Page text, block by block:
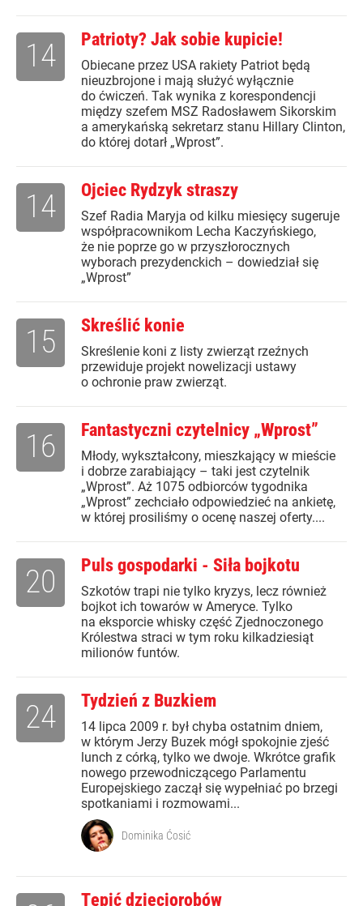
Patrioty? Jak sobie kupicie!
Obiecane przez USA rakiety Patriot będą
nieuzbrojone i mają służyć wyłącznie
do ćwiczeń. Tak wynika z korespondencji
między szefem MSZ Radosławem Sikorskim
a amerykańską sekretarz stanu Hillary Clinton,
do której dotarł „Wprost”.
14
Ojciec Rydzyk straszy
Szef Radia Maryja od kilku miesięcy sugeruje
współpracownikom Lecha Kaczyńskiego,
że nie poprze go w przyszłorocznych
wyborach prezydenckich – dowiedział się
„Wprost”
14
Skreślić konie
Skreślenie koni z listy zwierząt rzeźnych
przewiduje projekt nowelizacji ustawy
o ochronie praw zwierząt.
15
Fantastyczni czytelnicy „Wprost”
Młody, wykształcony, mieszkający w mieście
i dobrze zarabiający – taki jest czytelnik
„Wprost”. Aż 1075 odbiorców tygodnika
„Wprost” zechciało odpowiedzieć na ankietę,
w której prosiliśmy o ocenę naszej oferty....
16
Puls gospodarki - Siła bojkotu
Szkotów trapi nie tylko kryzys, lecz również
bojkot ich towarów w Ameryce. Tylko
na eksporcie whisky część Zjednoczonego
Królestwa straci w tym roku kilkadziesiąt
milionów funtów.
20
Tydzień z Buzkiem
14 lipca 2009 r. był chyba ostatnim dniem,
w którym Jerzy Buzek mógł spokojnie zjeść
lunch z córką, tylko we dwoje. Wkrótce grafik
nowego przewodniczącego Parlamentu
Europejskiego zaczął się wypełniać po brzegi
spotkaniami i rozmowami...
24
Dominika Ćosić
Tępić dzieciorobów